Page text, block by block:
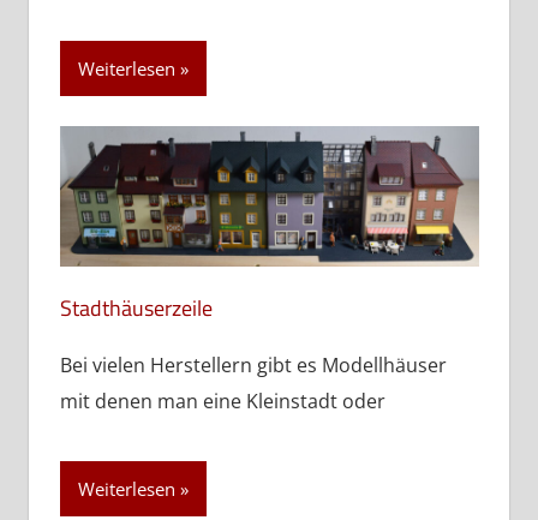
Weiterlesen
Stadthäuserzeile
Bei vielen Herstellern gibt es Modellhäuser
mit denen man eine Kleinstadt oder
Weiterlesen